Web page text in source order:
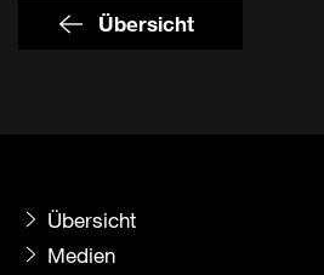
Übersicht
Übersicht
Medien